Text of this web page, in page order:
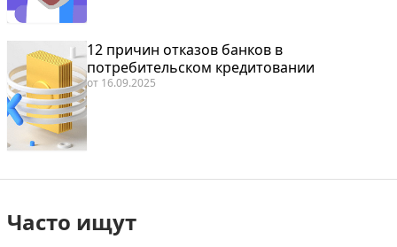
12 причин отказов банков в
потребительском кредитовании
от 16.09.2025
Часто ищут